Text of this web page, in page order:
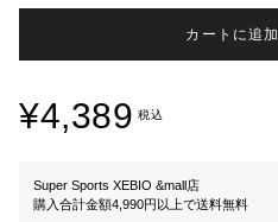
カートに追加
¥4,389 税込
Super Sports XEBIO &mall店
購入合計金額4,990円以上で送料無料